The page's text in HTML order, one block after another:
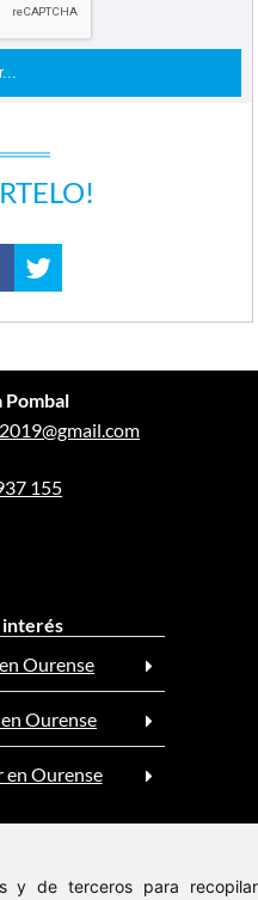
y de terceros para recopilar
Pombal
155
interés
Ourense
Ourense
en Ourense
Pombal